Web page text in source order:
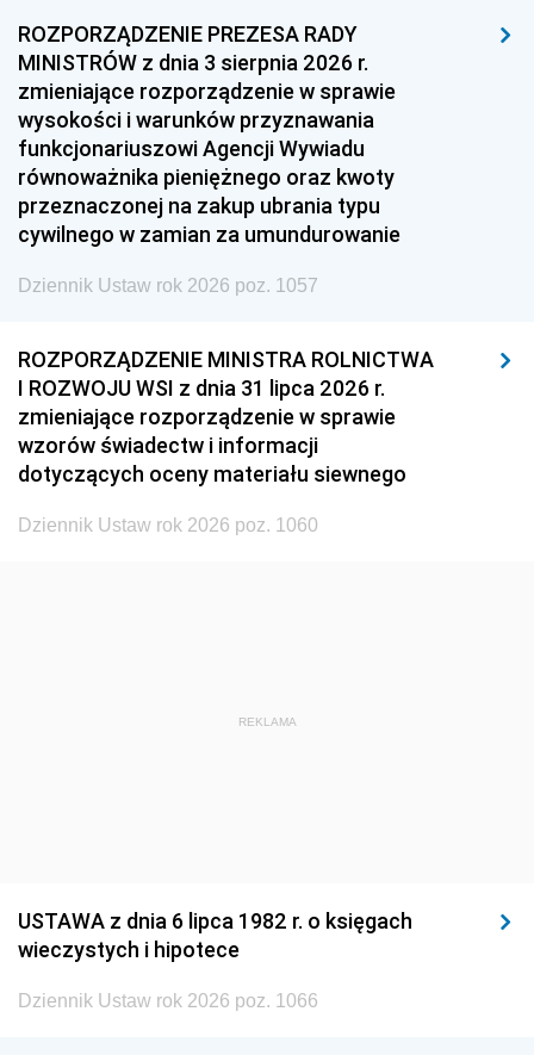
1957 1956
1954 1953
1951 1950
1948 1947
1945 1944 1939
1938 1937 1936
1935 1934
1929 1928 1927
1926 1925 1924
1923 1922
ROZPORZĄDZENIE PREZESA RADY
MINISTRÓW z dnia 3 sierpnia 2026 r.
zmieniające rozporządzenie w sprawie
wysokości i warunków przyznawania
funkcjonariuszowi Agencji Wywiadu
równoważnika pieniężnego oraz kwoty
przeznaczonej na zakup ubrania typu
cywilnego w zamian za umundurowanie
Dziennik Ustaw rok 2026 poz. 1057
ROZPORZĄDZENIE MINISTRA ROLNICTWA
I ROZWOJU WSI z dnia 31 lipca 2026 r.
zmieniające rozporządzenie w sprawie
wzorów świadectw i informacji
dotyczących oceny materiału siewnego
Dziennik Ustaw rok 2026 poz. 1060
REKLAMA
USTAWA z dnia 6 lipca 1982 r. o księgach
wieczystych i hipotece
Dziennik Ustaw rok 2026 poz. 1066